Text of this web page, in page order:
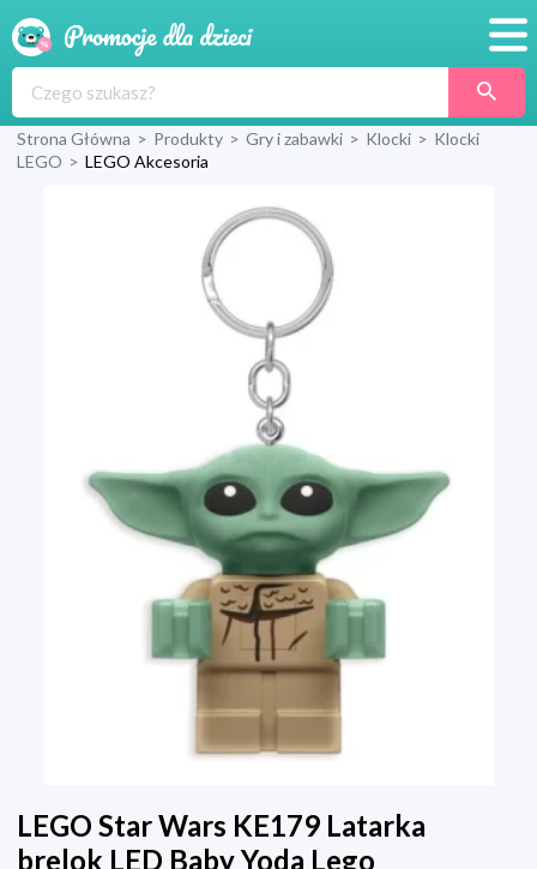
Produkty
Sklepy
Wyprawka
Strona Główna > Produkty > Gry i zabawki > Klocki > Klocki
LEGO > LEGO Akcesoria
LEGO Star Wars KE179 Latarka
brelok LED Baby Yoda Lego